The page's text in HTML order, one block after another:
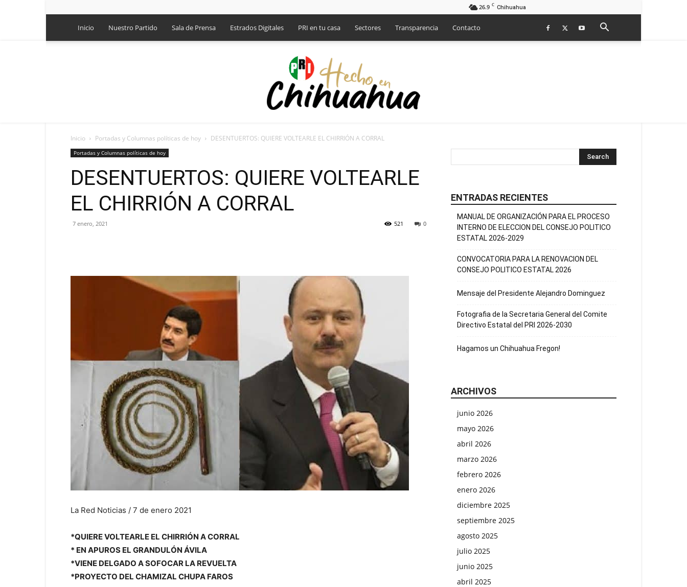
26.9 C Chihuahua
Inicio Nuestro Partido Sala de Prensa Estrados Digitales PRI en tu casa Sectores Transparencia Contacto
CDE
Chihuahua
Inicio Portadas y Columnas políticas de hoy DESENTUERTOS: QUIERE VOLTEARLE EL CHIRRIÓN A CORRAL
Portadas y Columnas políticas de hoy
DESENTUERTOS: QUIERE VOLTEARLE
EL CHIRRIÓN A CORRAL
7 enero, 2021 0
521
La Red Noticias / 7 de enero 2021
*QUIERE VOLTEARLE EL CHIRRIÓN A CORRAL
* EN APUROS EL GRANDULÓN ÁVILA
*VIENE DELGADO A SOFOCAR LA REVUELTA
*PROYECTO DEL CHAMIZAL CHUPA FAROS
ENTRADAS RECIENTES
MANUAL DE ORGANIZACIÓN PARA EL PROCESO
INTERNO DE ELECCION DEL CONSEJO POLITICO
ESTATAL 2026-2029
CONVOCATORIA PARA LA RENOVACION DEL
CONSEJO POLITICO ESTATAL 2026
Mensaje del Presidente Alejandro Dominguez
Fotografia de la Secretaria General del Comite
Directivo Estatal del PRI 2026-2030
Hagamos un Chihuahua Fregon!
ARCHIVOS
junio 2026
mayo 2026
abril 2026
marzo 2026
febrero 2026
enero 2026
diciembre 2025
septiembre 2025
agosto 2025
julio 2025
junio 2025
abril 2025